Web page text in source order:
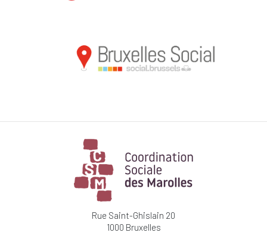
Rue Saint-Ghislain 20
1000 Bruxelles